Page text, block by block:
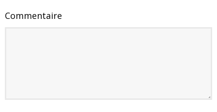
Commentaire